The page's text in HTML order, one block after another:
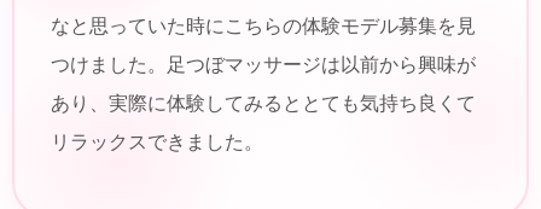
なと思っていた時にこちらの体験モデル募集を見
つけました。足つぼマッサージは以前から興味が
あり、実際に体験してみるととても気持ち良くて
リラックスできました。